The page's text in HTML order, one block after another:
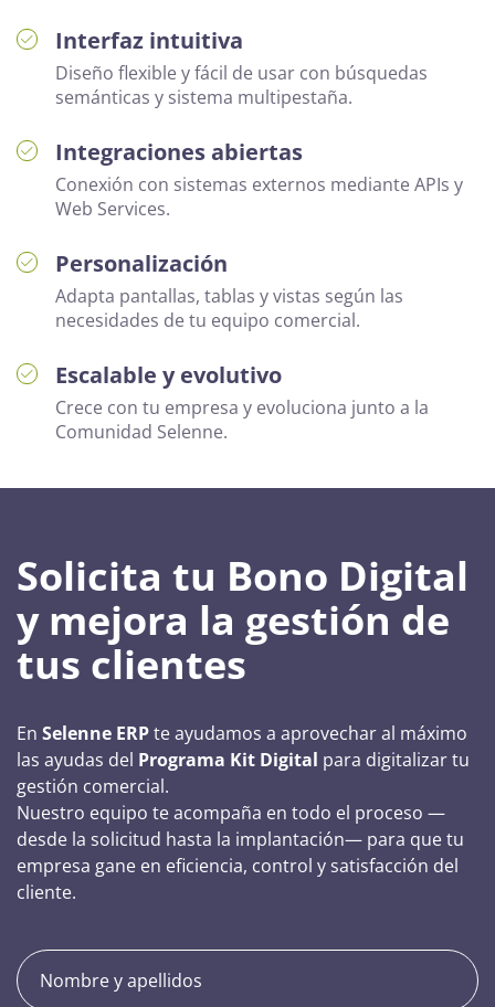
Interfaz intuitiva
Diseño flexible y fácil de usar con búsquedas
semánticas y sistema multipestaña.
Integraciones abiertas
Conexión con sistemas externos mediante APIs y
Web Services.
Personalización
Adapta pantallas, tablas y vistas según las
necesidades de tu equipo comercial.
Escalable y evolutivo
Crece con tu empresa y evoluciona junto a la
Comunidad Selenne.
Solicita tu Bono Digital
y mejora la gestión de
tus clientes
En Selenne ERPte ayudamos a aprovechar al máximo
las ayudas del Programa Kit Digital para digitalizar tu
gestión comercial.
Nuestro equipo te acompaña en todo el proceso —
desde la solicitud hasta la implantación— para que tu
empresa gane en eficiencia, control y satisfacción del
cliente.